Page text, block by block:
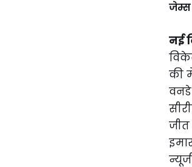
जेम्स
नई
की
जीत